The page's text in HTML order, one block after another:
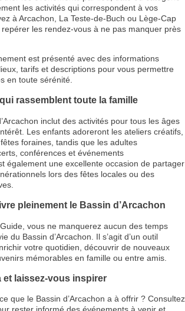
les activités qui correspondent à vos
à Arcachon, La Teste-de-Buch ou Lège-Cap
les rendez-vous à ne pas manquer près
est présenté avec des informations
tarifs et descriptions pour vous permettre
en toute sérénité.
rassemblent toute la famille
inclut des activités pour tous les âges
Les enfants adoreront les ateliers créatifs,
foraines, tandis que les adultes
conférences et événements
également une excellente occasion de partager
lors des fêtes locales ou des
pleinement le Bassin d’Arcachon
vous ne manquerez aucun des temps
du Bassin d’Arcachon. Il s’agit d’un outil
votre quotidien, découvrir de nouveaux
mémorables en famille ou entre amis.
et laissez-vous inspirer
que le Bassin d’Arcachon a à offrir ? Consultez